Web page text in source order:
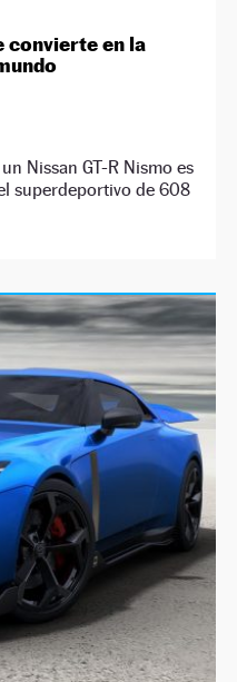
convierte en la
Nissan GT-R Nismo es
superdeportivo de 608